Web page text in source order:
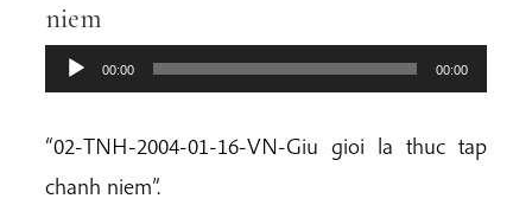
niem
00:00 00:00
“02-TNH-2004-01-16-VN-Giu gioi la thuc tap
chanh niem”.